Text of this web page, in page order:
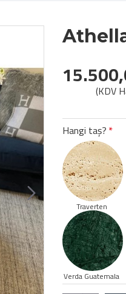
(KDV
Hangi taş?
Traverten
Verda Guatemala